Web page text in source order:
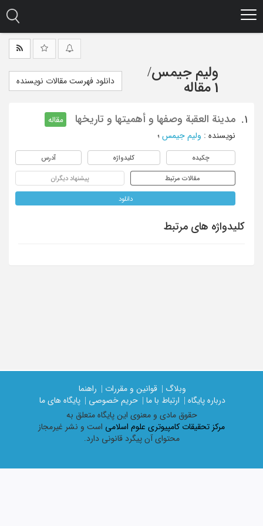
ولیم جیمس/
1 مقاله
دانلود فهرست مقالات نویسنده
1. مدینة العقبة وصفها و أهمیتها و تاریخها
مقاله
نویسنده : ولیم جیمس ؛
چکیده کلیدواژه آدرس
مقالات مرتبط پیشنهاد دیگران
دانلود
کلیدواژه های مرتبط
وبلاگ | قوانین و مقررات |
راهنما
درباره پایگاه |
ارتباط با ما | حریم خصوصی |
پایگاه های ما
حقوق مادی و معنوی اين پايگاه متعلق به
مرکز تحقیقات کامپیوتری علوم اسلامی است و نشر غیرمجاز
محتوای آن پیگرد قانونی دارد.